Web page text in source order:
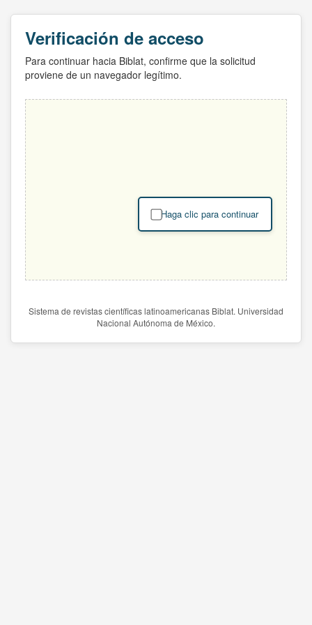
Verificación de acceso
Para continuar hacia Biblat, confirme que la solicitud
proviene de un navegador legítimo.
Haga clic para continuar
Sistema de revistas científicas latinoamericanas Biblat. Universidad
Nacional Autónoma de México.